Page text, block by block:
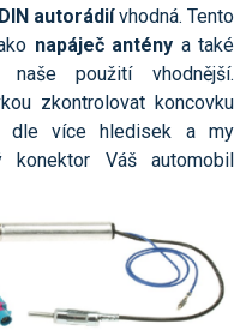
autorádií vhodná. Tento
napáječ antény a také
použití vhodnější.
zkontrolovat koncovku
dle více hledisek a my
konektor Váš automobil